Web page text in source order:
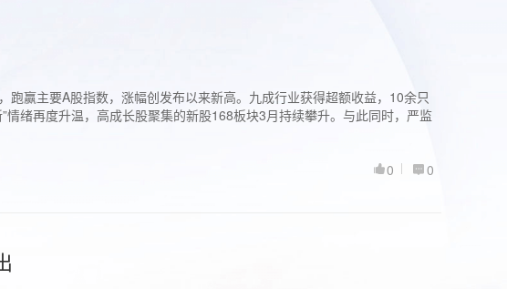
赢主要A股指数，涨幅创发布以来新高。九成行业获得超额收益，10余只
绪再度升温，高成长股聚集的新股168板块3月持续攀升。与此同时，严监
0
0